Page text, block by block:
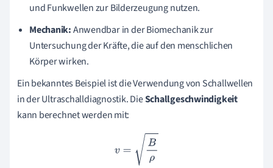
und Funkwellen zur Bilderzeugung nutzen.
Mechanik:Anwendbar in der Biomechanik zur
Untersuchung der Kräfte, die auf den menschlichen
Körper wirken.
Ein bekanntes Beispiel ist die Verwendung von Schallwellen
in der Ultraschalldiagnostik. DieSchallgeschwindigkeit
kann berechnet werden mit:
ρ